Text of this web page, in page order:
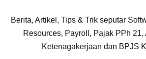
TOOLS
Berita, Artikel, Tips & Trik seputar
Resources, Payroll, Pajak PPh 21,
Ketenagakerjaan dan BPJS